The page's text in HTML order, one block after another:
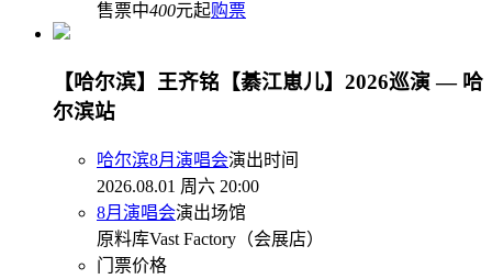
售票中400元起购票
【哈尔滨】王齐铭【綦江崽儿】2026巡演 — 哈
尔滨站
哈尔滨8月演唱会演出时间
2026.08.01 周六 20:00
8月演唱会演出场馆
原料库Vast Factory（会展店）
门票价格